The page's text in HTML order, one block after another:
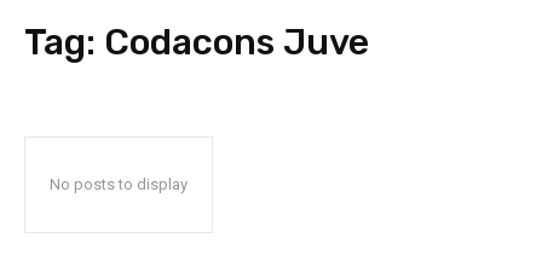
Tag: Codacons Juve
No posts to display